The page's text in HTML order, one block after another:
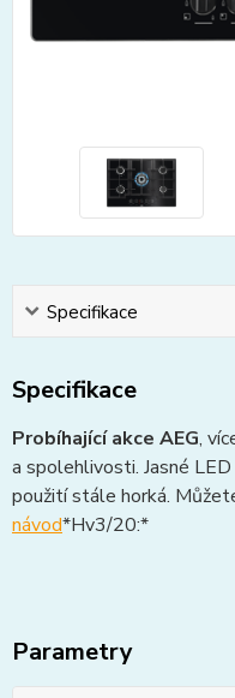
Specifikace
Specifikace
Probíhající akce AEG,
a spolehlivosti. Jasné
použití stále horká.
návod*Hv3/20:*
Parametry